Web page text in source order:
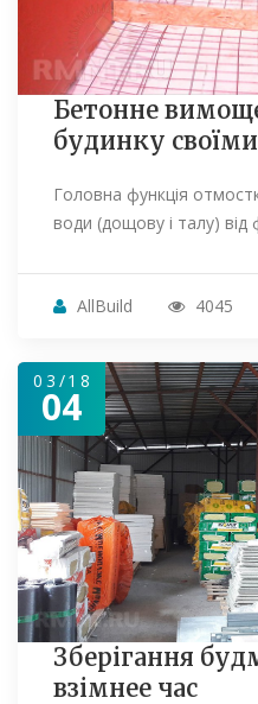
Бетонне
будинку
Головна функція
води (дощову і талу)
AllBuild 4045
03/18
04
Зберігання
взімнее час